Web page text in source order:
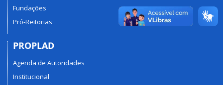
Fundações
Pró-Reitorias
PROPLAD
Agenda de Autoridades
Institucional